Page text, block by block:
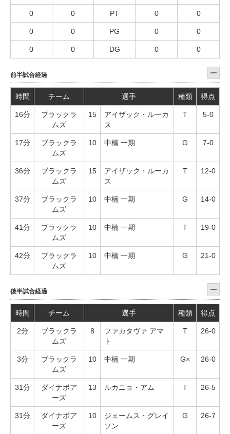
0 0 PT 0 0
0 0 PG 0 0
0 0 DG 0 0
前半試合経過
時間 チーム 選手 種類 得点
16分
ブラックラ
ムズ
15
アイザック・ルーカ
ス
T 5-0
17分
ブラックラ
ムズ
10 中楠 一期 G 7-0
36分
ブラックラ
ムズ
15
アイザック・ルーカ
ス
T 12-0
37分
ブラックラ
ムズ
10 中楠 一期 G 14-0
41分
ブラックラ
ムズ
10 中楠 一期 T 19-0
42分
ブラックラ
ムズ
10 中楠 一期 G 21-0
後半試合経過
時間 チーム 選手 種類 得点
2分
ブラックラ
ムズ
8
ファカタヴァ アマ
ト
T 26-0
3分
ブラックラ
ムズ
10 中楠 一期 G× 26-0
31分
ダイナボア
ーズ
13 ルカニョ・アム T 26-5
31分
ダイナボア
ーズ
10
ジェームス・グレイ
ソン
G 26-7